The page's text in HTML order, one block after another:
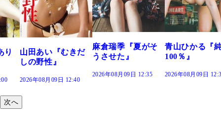
だ
麻倉瑞季『夏がそ
うさせた』
青山ひかる『純度
100％』
2026年08月09日 12:30
つの、あおい
で。』
2026年08月09日
次へ